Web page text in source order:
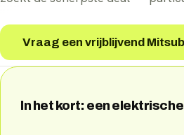
Vraag een vrijblijvend
In het kort: een elektrische